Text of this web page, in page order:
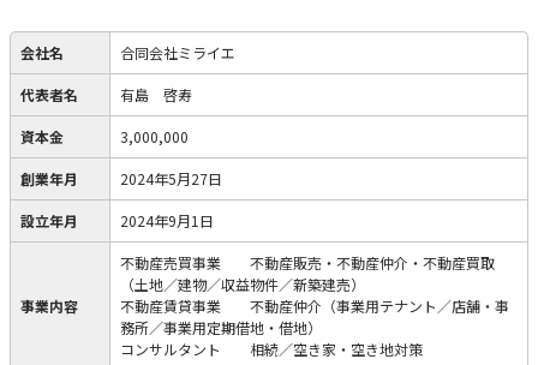
会社名 合同会社ミライエ
代表者名 有島 啓寿
資本金 3,000,000
創業年月 2024年5月27日
設立年月 2024年9月1日
事業内容
不動産売買事業 不動産販売・不動産仲介・不動産買取
（土地／建物／収益物件／新築建売）
不動産賃貸事業 不動産仲介（事業用テナント／店舗・事
務所／事業用定期借地・借地）
コンサルタント 相続／空き家・空き地対策